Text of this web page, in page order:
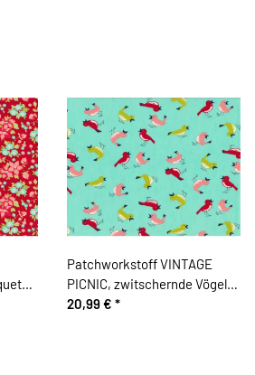
Patchworkstoff VINTAGE
PICNIC, zwitschernde Vögel,
mintgrün-limette, Moda
20,99 € *